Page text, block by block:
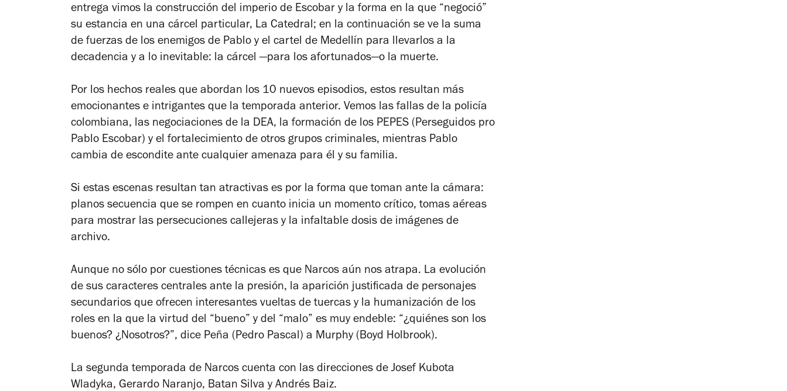
entrega vimos la construcción del imperio de Escobar y la forma en la que “negoció”
su estancia en una cárcel particular, La Catedral; en la continuación se ve la suma
de fuerzas de los enemigos de Pablo y el cartel de Medellín para llevarlos a la
decadencia y a lo inevitable: la cárcel —para los afortunados—o la muerte.
Por los hechos reales que abordan los 10 nuevos episodios, estos resultan más
emocionantes e intrigantes que la temporada anterior. Vemos las fallas de la policía
colombiana, las negociaciones de la DEA, la formación de los PEPES (Perseguidos pro
Pablo Escobar) y el fortalecimiento de otros grupos criminales, mientras Pablo
cambia de escondite ante cualquier amenaza para él y su familia.
Si estas escenas resultan tan atractivas es por la forma que toman ante la cámara:
planos secuencia que se rompen en cuanto inicia un momento crítico, tomas aéreas
para mostrar las persecuciones callejeras y la infaltable dosis de imágenes de
archivo.
Aunque no sólo por cuestiones técnicas es que Narcos aún nos atrapa. La evolución
de sus caracteres centrales ante la presión, la aparición justificada de personajes
secundarios que ofrecen interesantes vueltas de tuercas y la humanización de los
roles en la que la virtud del “bueno” y del “malo” es muy endeble: “¿quiénes son los
buenos? ¿Nosotros?”, dice Peña (Pedro Pascal) a Murphy (Boyd Holbrook).
La segunda temporada de Narcos cuenta con las direcciones de Josef Kubota
Wladyka, Gerardo Naranjo, Batan Silva y Andrés Baiz.